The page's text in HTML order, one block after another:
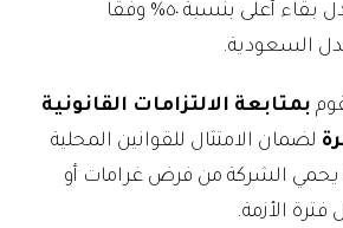
الإجراءات لديها معدل بقاء أعلى بنسبة ٥٠% وفقًا
السعودية.
بمتابعة الالتزامات القانونية
لضمان الامتثال للقوانين المحلية
يحمي الشركة من فرض غرامات أو
الأزمة.